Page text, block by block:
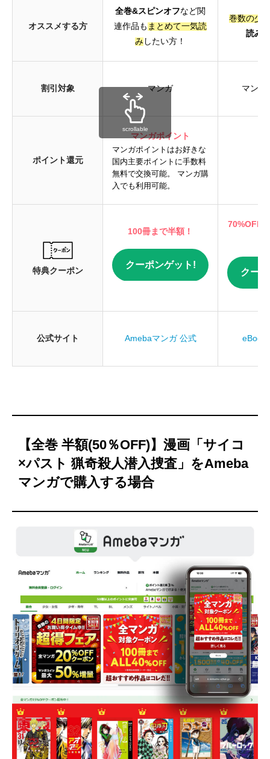
オススメする方
全巻&スピンオフなど関
連作品もまとめて一気読
みしたい方！
巻数の少
読み
割引対象 マンガ マンガ
ポイント還元
マンガポイント
マンガポイントはお好きな
国内主要ポイントに手数料
無料で交換可能。 マンガ購
入でも利用可能。
特典クーポン
100冊まで半額！
クーポンゲット!
70%OFF
クー
公式サイト Amebaマンガ 公式
scrollable
【全巻 半額(50％OFF)】漫画「サイコ
×パスト 猟奇殺人潜入捜査」をAmeba
マンガで購入する場合